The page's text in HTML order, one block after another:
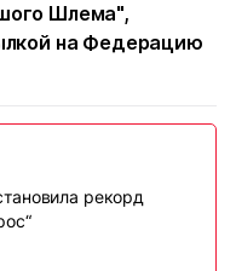
Шлема",
на Федерацию
рекорд